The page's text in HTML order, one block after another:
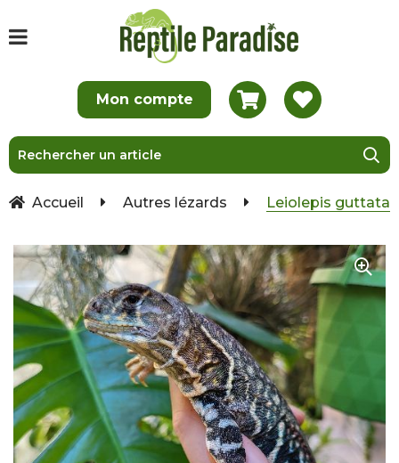
Accueil Autres lézards Leiolepis guttata